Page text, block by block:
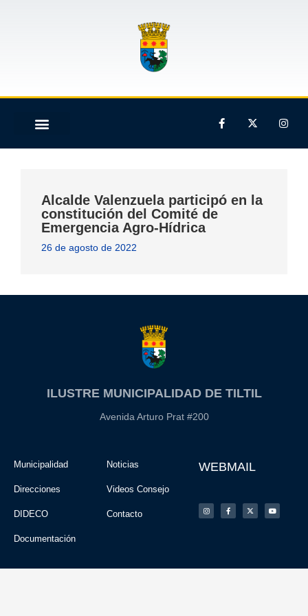
Alcalde Valenzuela participó en la
constitución del Comité de
Emergencia Agro-Hídrica
26 de agosto de 2022
ILUSTRE MUNICIPALIDAD DE TILTIL
Avenida Arturo Prat #200
Municipalidad
Direcciones
DIDECO
Documentación
Noticias
Videos Consejo
Contacto
WEBMAIL